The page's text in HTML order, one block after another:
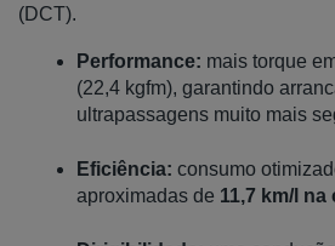
(DCT).
Performance: mais torque
(22,4 kgfm), garantindo
ultrapassagens muito mais
Eficiência: consumo
aproximadas de 11,7 km/l na